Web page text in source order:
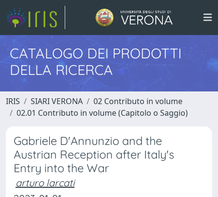
CATALOGO DEI PRODOTTI
DELLA RICERCA
IRIS SIARI VERONA
02 Contributo in volume
02.01 Contributo in volume (Capitolo o Saggio)
Gabriele D'Annunzio and the
Austrian Reception after Italy's
Entry into the War
arturo larcati